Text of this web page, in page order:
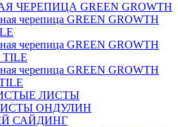
ЧЕРЕПИЦА GREEN GROWTH
черепица GREEN GROWTH
черепица GREEN GROWTH
TILE
черепица GREEN GROWTH
ЛИСТЫ
ОНДУЛИН
САЙДИНГ